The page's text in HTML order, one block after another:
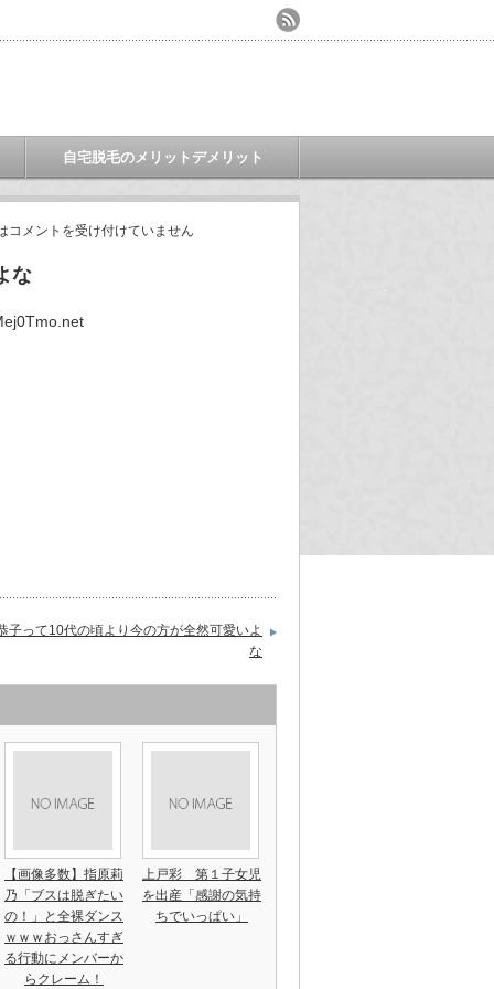
自宅脱毛のメリットデメリット
コメントを受け付けていません
な
子って10代の頃より今の方が全然可愛いよ
な
【画像多数】指原莉
乃「ブスは脱ぎたい
の！」と全裸ダンス
ｗｗｗおっさんすぎ
る行動にメンバーか
らクレーム！
上戸彩 第１子女児
を出産「感謝の気持
ちでいっぱい」